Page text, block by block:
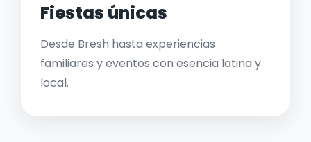
Fiestas únicas
Desde Bresh hasta experiencias
familiares y eventos con esencia latina y
local.